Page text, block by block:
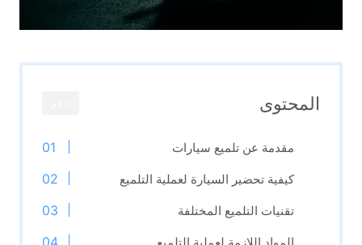
المحتوى
مقدمة عن تلميع سيارات
كيفية تحضير السيارة لعملية التلميع
تقنيات التلميع المختلفة
المواد اللازمة لعملية التلميع